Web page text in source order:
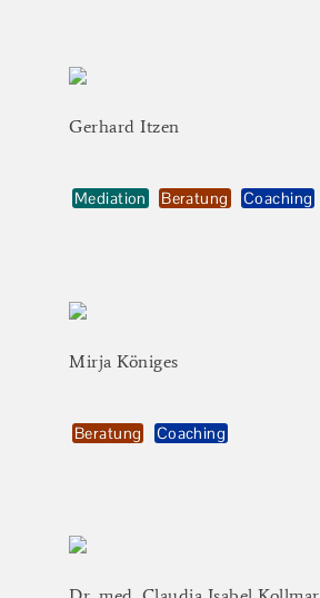
Gerhard Itzen
Mediation Beratung Coaching
Mirja Königes
Beratung Coaching